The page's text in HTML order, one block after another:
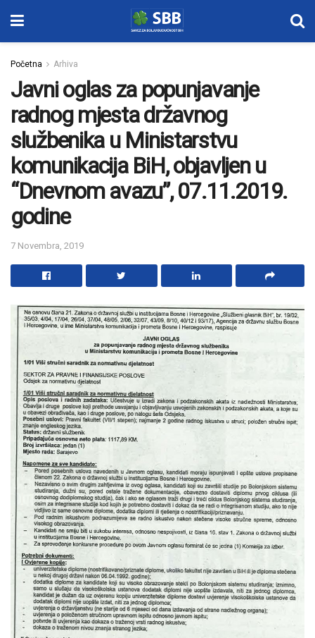
Početna Arhiva
Javni oglas za popunjavanje
radnog mjesta državnog
službenika u Ministarstvu
komunikacija BiH, objavljen u
“Dnevnom avazu”, 07.11.2019.
godine
7 Novembra, 2019